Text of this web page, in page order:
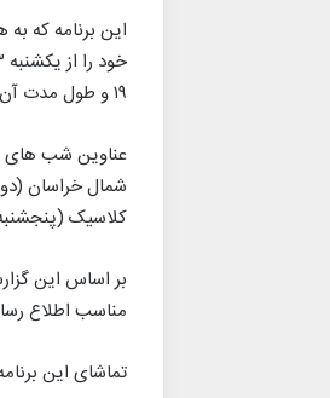
این برنامه که
۱۹ و طول مدت آن ها بین ۳۰ تا ۶۰ دقیقه است.
کلاسیک (پنجشنبه ۲۷ شهریور) شبِبلوزراک (جمعه ۲۸
بر اساس این
مناسب اطلاع
تماشای این